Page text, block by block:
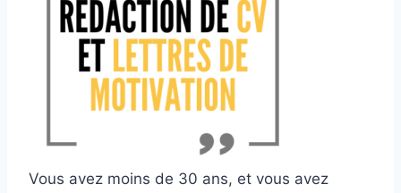
Vous avez moins de 30 ans, et vous avez